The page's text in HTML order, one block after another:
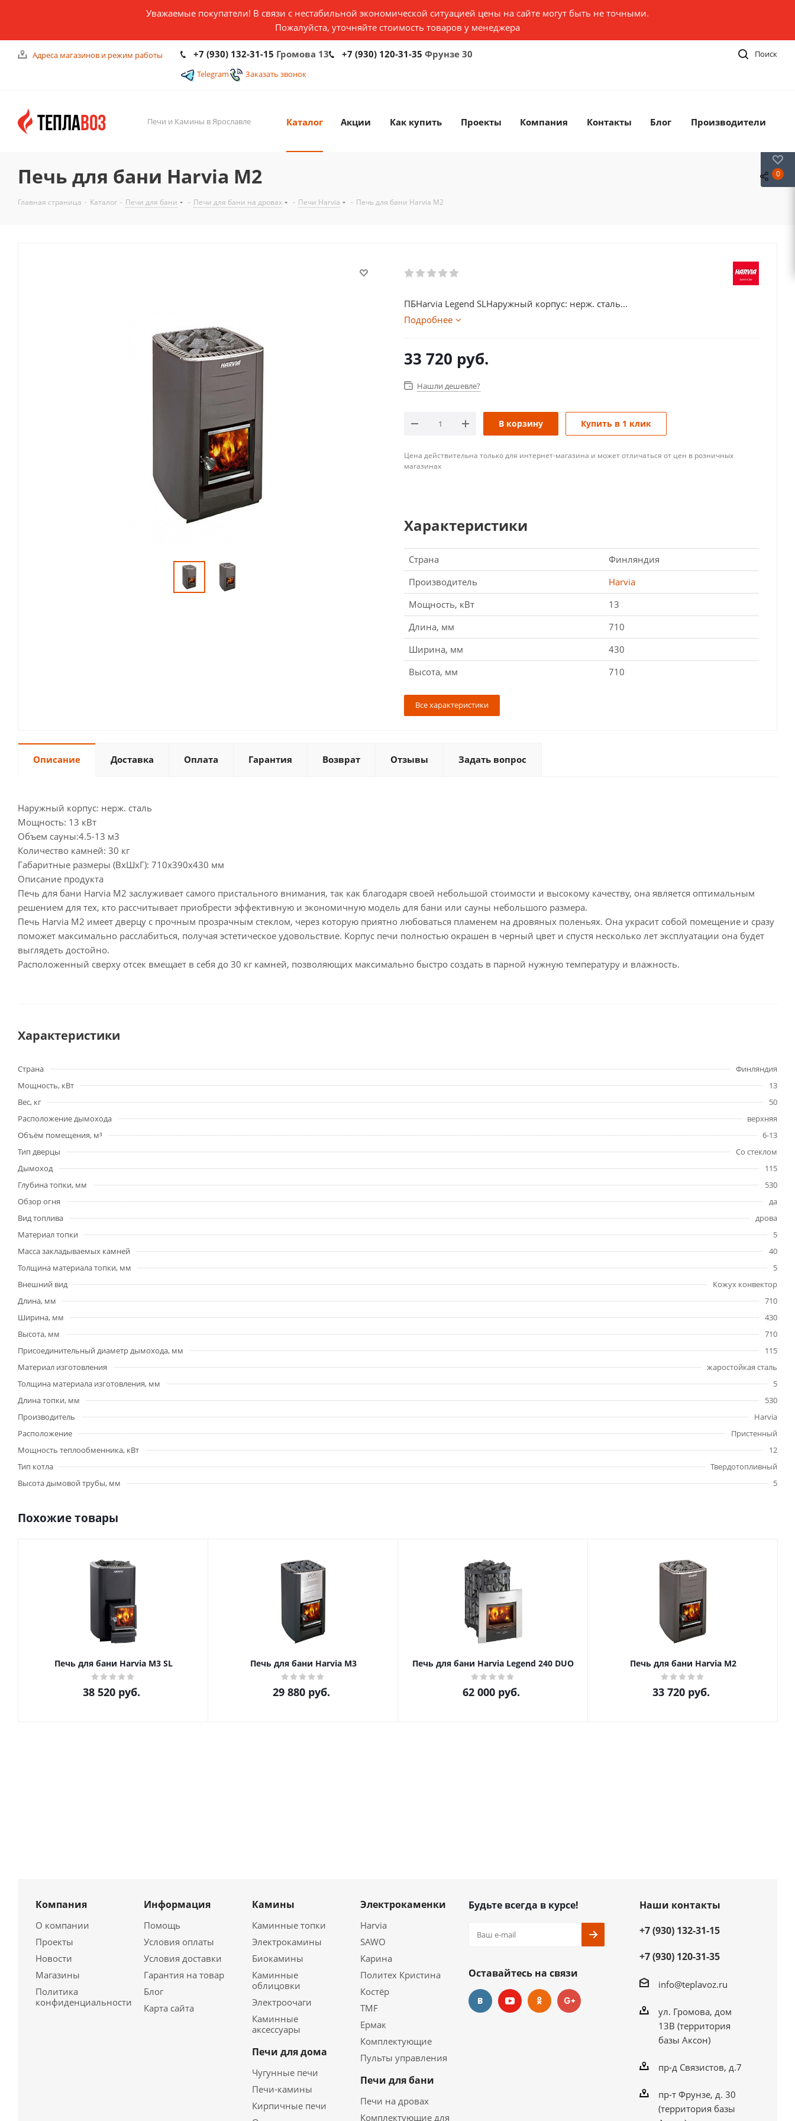
Уважаемые покупатели! В связи с нестабильной экономической ситуацией цены на сайте могут быть не точными.
Пожалуйста, уточняйте стоимость товаров у менеджера
Адреса магазинов и режим работы +7 (930) 132-31-15 Громова 13 +7 (930) 120-31-35 Фрунзе 30
Telegram Заказать звонок
Поиск
Печи и Камины в Ярославле Каталог Акции Как купить Проекты Компания Контакты Блог Производители
Печь для бани Harvia М2
Главная страница - Каталог - Печи для бани - Печи для бани на дровах - Печи Harvia - Печь для бани Harvia М2
ПБHarvia Legend SLНаружный корпус: нерж. сталь...
Подробнее
33 720 руб.
Нашли дешевле?
В корзину Купить в 1 клик
Цена действительна только для интернет-магазина и может отличаться от цен в розничных
магазинах
Характеристики
Страна
Финляндия
Производитель
Harvia
Мощность, кВт
13
Длина, мм
710
Ширина, мм
430
Высота, мм
710
Все характеристики
Описание Доставка Оплата Гарантия Возврат Отзывы Задать вопрос
Наружный корпус: нерж. сталь
Мощность: 13 кВт
Объем сауны:4.5-13 м3
Количество камней: 30 кг
Габаритные размеры (ВхШхГ): 710х390х430 мм
Описание продукта
Печь для бани Harvia M2 заслуживает самого пристального внимания, так как благодаря своей небольшой стоимости и высокому качеству, она является оптимальным
решением для тех, кто рассчитывает приобрести эффективную и экономичную модель для бани или сауны небольшого размера.
Печь Harvia M2 имеет дверцу с прочным прозрачным стеклом, через которую приятно любоваться пламенем на дровяных поленьях. Она украсит собой помещение и сразу
поможет максимально расслабиться, получая эстетическое удовольствие. Корпус печи полностью окрашен в черный цвет и спустя несколько лет эксплуатации она будет
выглядеть достойно.
Расположенный сверху отсек вмещает в себя до 30 кг камней, позволяющих максимально быстро создать в парной нужную температуру и влажность.
Характеристики
Страна
Финляндия
Мощность, кВт
13
Вес, кг
50
Расположение дымохода
верхняя
Объём помещения, м³
6-13
Тип дверцы
Со стеклом
Дымоход
115
Глубина топки, мм
530
Обзор огня
да
Вид топлива
дрова
Материал топки
5
Масса закладываемых камней
40
Толщина материала топки, мм
5
Внешний вид
Кожух конвектор
Длина, мм
710
Ширина, мм
430
Высота, мм
710
Присоединительный диаметр дымохода, мм
115
Материал изготовления
жаростойкая сталь
Толщина материала изготовления, мм
5
Длина топки, мм
530
Производитель
Harvia
Расположение
Пристенный
Мощность теплообменника, кВт
12
Тип котла
Твердотопливный
Высота дымовой трубы, мм
5
Похожие товары
Печь для бани Harvia М3 SL
38 520руб.
Печь для бани Harvia М3
29 880руб.
Печь для бани Harvia Legend 240 DUO
62 000руб.
Печь для бани Harvia М2
33 720руб.
Компания
О компании
Проекты
Новости
Магазины
Политика
конфиденциальности
Информация
Помощь
Условия оплаты
Условия доставки
Гарантия на товар
Блог
Карта сайта
Камины
Каминные топки
Электрокамины
Биокамины
Каминные
облицовки
Электроочаги
Каминные
аксессуары
Печи для дома
Чугунные печи
Печи-камины
Кирпичные печи
Электрокаменки
Harvia
SAWO
Карина
Политех Кристина
Костёр
TMF
Ермак
Комплектующие
Пульты управления
Печи для бани
Печи на дровах
Комплектующие для
Будьте всегда в курсе!
Оставайтесь на связи
Наши контакты
+7 (930) 132-31-15
+7 (930) 120-31-35
info@teplavoz.ru
ул. Громова, дом
13В (территория
базы Аксон)
пр-д Связистов, д.7
пр-т Фрунзе, д. 30
(территория базы
0